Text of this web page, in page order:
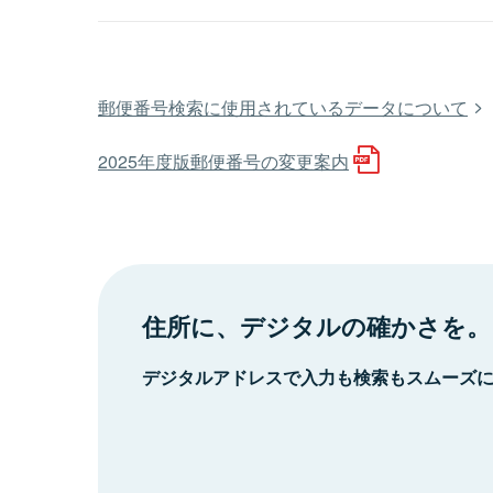
郵便番号検索に使用されているデータについて
2025年度版郵便番号の変更案内
住所に、デジタルの確かさを。
デジタルアドレスで入力も検索もスムーズ